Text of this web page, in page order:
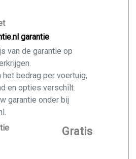
garantie
van de garantie op
het bedrag per voertuig,
en opties verschilt.
garantie onder bij
de mogelijkheden voor
Gratis